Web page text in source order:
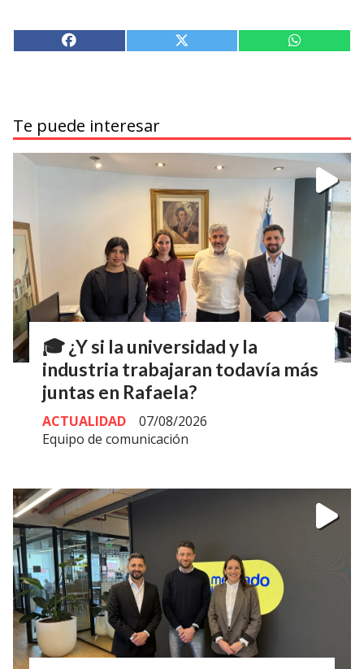
Te puede interesar
🎓 ¿Y si la universidad y la
industria trabajaran todavía más
juntas en Rafaela?
Equipo de comunicación
ACTUALIDAD 07/08/2026